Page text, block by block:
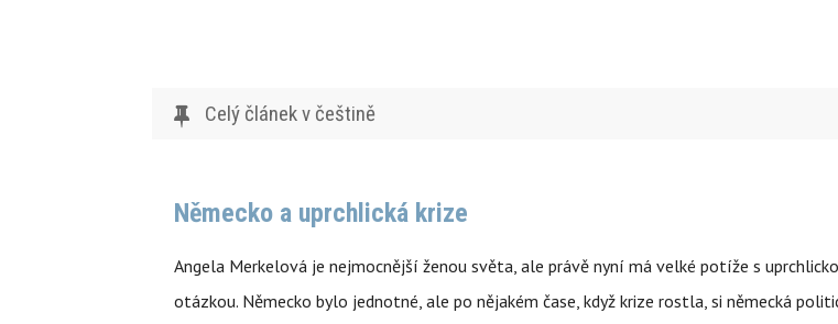
Celý článek v češtině
Německo a uprchlická krize
Angela Merkelová je nejmocnější ženou světa, ale právě nyní má velké potíže s
otázkou. Německo bylo jednotné, ale po nějakém čase, když krize rostla, si německá